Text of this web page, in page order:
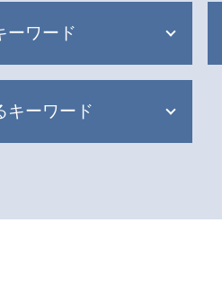
ーワード
キーワード